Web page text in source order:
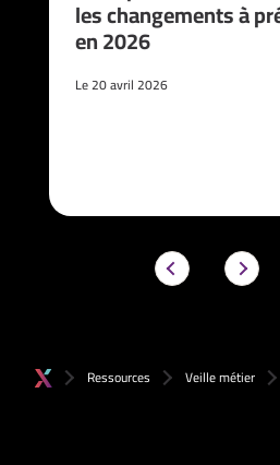
les changements à
en 2026
Le 20 avril 2026
Ressources Veille métier